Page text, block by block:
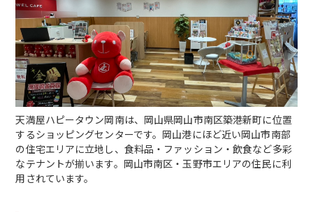
天満屋ハピータウン岡南は、岡山県岡山市南区築港新町に位置
するショッピングセンターです。岡山港にほど近い岡山市南部
の住宅エリアに立地し、食料品・ファッション・飲食など多彩
なテナントが揃います。岡山市南区・玉野市エリアの住民に利
用されています。